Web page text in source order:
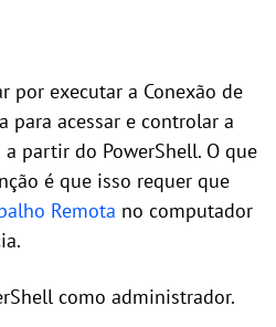
por executar a Conexão de
para acessar e controlar a
partir do PowerShell. O que
é que isso requer que
Remota no computador
como administrador.